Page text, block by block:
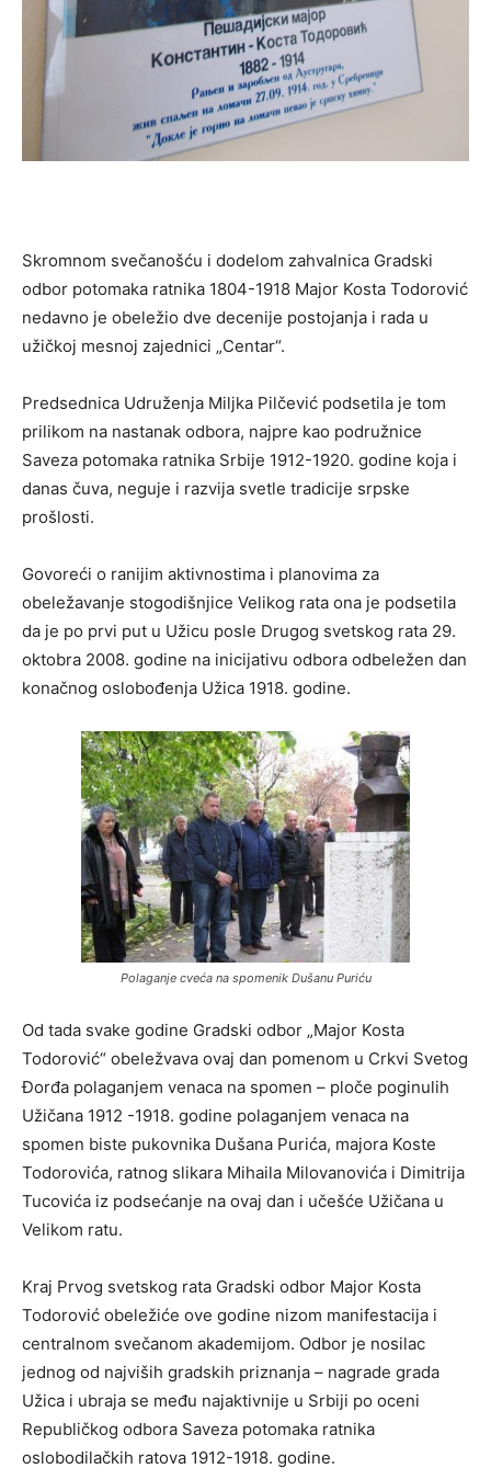
Skromnom svečanošću i dodelom zahvalnica Gradski
odbor potomaka ratnika 1804-1918 Major Kosta Todorović
nedavno je obeležio dve decenije postojanja i rada u
užičkoj mesnoj zajednici „Centar“.
Predsednica Udruženja Miljka Pilčević podsetila je tom
prilikom na nastanak odbora, najpre kao podružnice
Saveza potomaka ratnika Srbije 1912-1920. godine koja i
danas čuva, neguje i razvija svetle tradicije srpske
prošlosti.
Govoreći o ranijim aktivnostima i planovima za
obeležavanje stogodišnjice Velikog rata ona je podsetila
da je po prvi put u Užicu posle Drugog svetskog rata 29.
oktobra 2008. godine na inicijativu odbora odbeležen dan
konačnog oslobođenja Užica 1918. godine.
Polaganje cveća na spomenik Dušanu Puriću
Od tada svake godine Gradski odbor „Major Kosta
Todorović“ obeležvava ovaj dan pomenom u Crkvi Svetog
Đorđa polaganjem venaca na spomen – ploče poginulih
Užičana 1912 -1918. godine polaganjem venaca na
spomen biste pukovnika Dušana Purića, majora Koste
Todorovića, ratnog slikara Mihaila Milovanovića i Dimitrija
Tucovića iz podsećanje na ovaj dan i učešće Užičana u
Velikom ratu.
Kraj Prvog svetskog rata Gradski odbor Major Kosta
Todorović obeležiće ove godine nizom manifestacija i
centralnom svečanom akademijom. Odbor je nosilac
jednog od najviših gradskih priznanja – nagrade grada
Užica i ubraja se među najaktivnije u Srbiji po oceni
Republičkog odbora Saveza potomaka ratnika
oslobodilačkih ratova 1912-1918. godine.